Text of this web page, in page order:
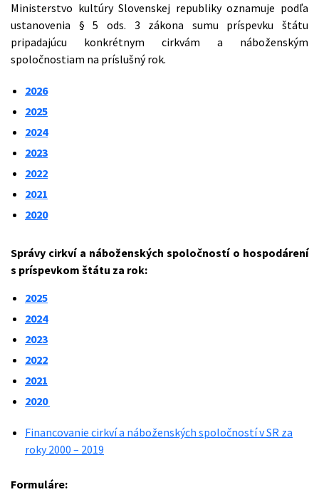
Ministerstvo kultúry Slovenskej republiky oznamuje podľa
ustanovenia § 5 ods. 3 zákona sumu príspevku štátu
pripadajúcu konkrétnym cirkvám a náboženským
spoločnostiam na príslušný rok.
2026
2025
2024
2023
2022
2021
2020
Správy cirkví a náboženských spoločností o hospodárení
s príspevkom štátu za rok:
2025
2024
2023
2022
2021
2020
Financovanie cirkví a náboženských spoločností v SR za
roky 2000 – 2019
Formuláre: